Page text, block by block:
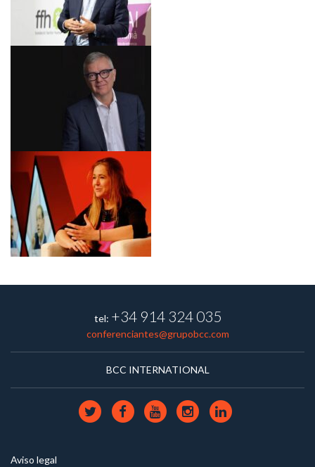
tel: +34 914 324 035
conferenciantes@grupobcc.com
BCC INTERNATIONAL
Aviso legal